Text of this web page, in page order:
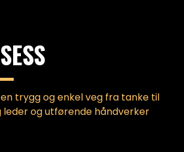
trygg og enkel veg fra tanke til
leder og utførende håndverker